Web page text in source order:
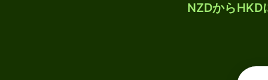
NZDからHKD